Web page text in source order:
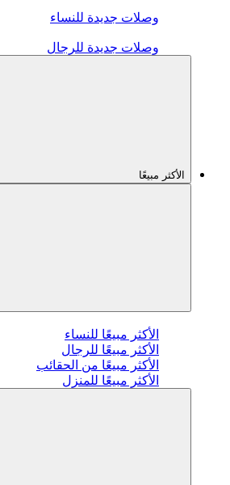
وصلات جديدة للنساء
وصلات جديدة للرجال
الأكثر مبيعًا
الأكثر مبيعًا للنساء
الأكثر مبيعًا للرجال
الأكثر مبيعًا من الحقائب
الأكثر مبيعًا للمنزل